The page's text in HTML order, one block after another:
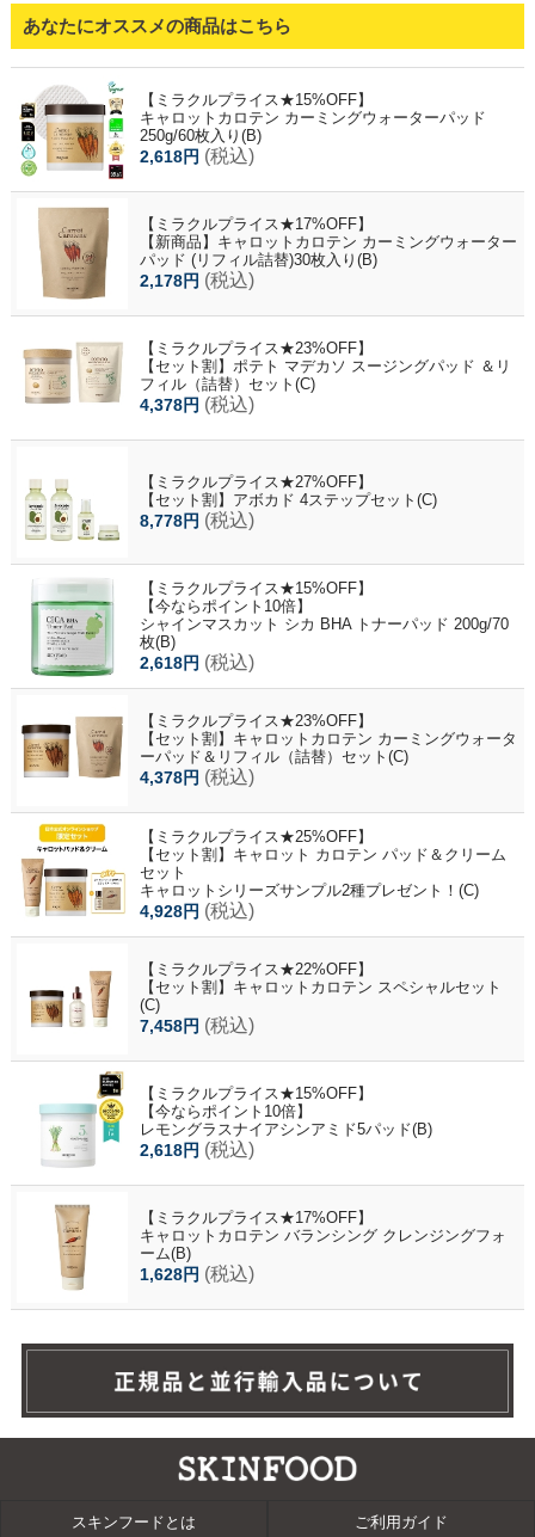
あなたにオススメの商品はこちら
【ミラクルプライス★15%OFF】
キャロットカロテン カーミングウォーターパッド
250g/60枚入り(B)
2,618円 (税込)
【ミラクルプライス★17%OFF】
【新商品】キャロットカロテン カーミングウォーター
パッド (リフィル詰替)30枚入り(B)
2,178円 (税込)
【ミラクルプライス★23%OFF】
【セット割】ポテト マデカソ スージングパッド ＆リ
フィル（詰替）セット(C)
4,378円 (税込)
【ミラクルプライス★27%OFF】
【セット割】アボカド 4ステップセット(C)
8,778円 (税込)
【ミラクルプライス★15%OFF】
【今ならポイント10倍】
シャインマスカット シカ BHA トナーパッド 200g/70
枚(B)
2,618円 (税込)
【ミラクルプライス★23%OFF】
【セット割】キャロットカロテン カーミングウォータ
ーパッド＆リフィル（詰替）セット(C)
4,378円 (税込)
【ミラクルプライス★25%OFF】
【セット割】キャロット カロテン パッド＆クリーム
セット
キャロットシリーズサンプル2種プレゼント！(C)
4,928円 (税込)
【ミラクルプライス★22%OFF】
【セット割】キャロットカロテン スペシャルセット
(C)
7,458円 (税込)
【ミラクルプライス★15%OFF】
【今ならポイント10倍】
レモングラスナイアシンアミド5パッド(B)
2,618円 (税込)
【ミラクルプライス★17%OFF】
キャロットカロテン バランシング クレンジングフォ
ーム(B)
1,628円 (税込)
スキンフードとは ご利用ガイド